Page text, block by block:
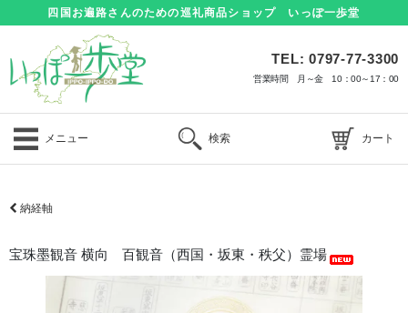
四国お遍路さんのための巡礼商品ショップ いっぽ一歩堂
TEL: 0797-77-3300
営業時間 月～金 10：00～17：00
メニュー 検索 カート
納経軸
宝珠墨観音 横向 百観音（西国・坂東・秩父）霊場